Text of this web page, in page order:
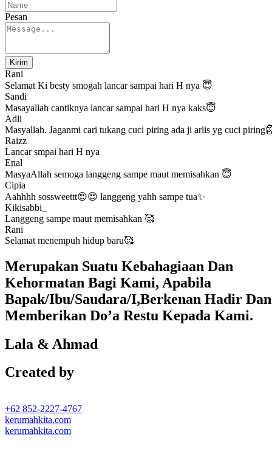
Pesan
Kirim
Rani
Selamat Ki besty smogah lancar sampai hari H nya 😇
Sandi
Masayallah cantiknya lancar sampai hari H nya kaks😇
Adli
Masyallah. Jaganmi cari tukang cuci piring ada ji arlis yg cuci
Raizz
Lancar smpai hari H nya
Enal
MasyaAllah semoga langgeng sampe maut memisahkan 😇
Cipia
Aahhhh sossweettt😍😍 langgeng yahh sampe tua✨
Kikisabbi_
Langgeng sampe maut memisahkan 🥰
Rani
Selamat menempuh hidup baru🥰
Merupakan Suatu Kebahagiaan Dan
Kehormatan Bagi Kami, Apabila
Bapak/Ibu/Saudara/I,Berkenan Hadir Dan
Memberikan Do’a Restu Kepada Kami.
Lala & Ahmad
Created by
+62 852-2227-4767
kerumahkita.com
kerumahkita.com